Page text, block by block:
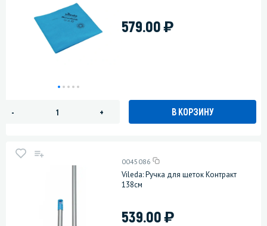
579.00)
- + В КОРЗИНУ
0045086
Vileda: Ручка для щеток Контракт
138см
539.00)